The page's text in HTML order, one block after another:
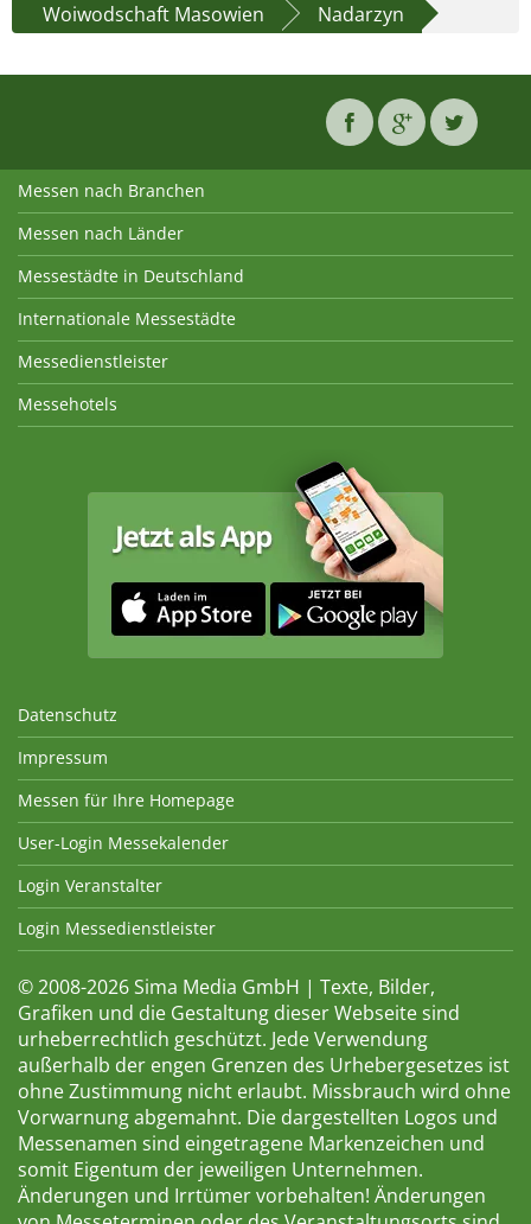
Woiwodschaft Masowien
Nadarzyn
Messen nach Branchen
Messen nach Länder
Messestädte in Deutschland
Internationale Messestädte
Messedienstleister
Messehotels
Datenschutz
Impressum
Messen für Ihre Homepage
User-Login Messekalender
Login Veranstalter
Login Messedienstleister
© 2008-2026 Sima Media GmbH | Texte, Bilder,
Grafiken und die Gestaltung dieser Webseite sind
urheberrechtlich geschützt. Jede Verwendung
außerhalb der engen Grenzen des Urhebergesetzes ist
ohne Zustimmung nicht erlaubt. Missbrauch wird ohne
Vorwarnung abgemahnt. Die dargestellten Logos und
Messenamen sind eingetragene Markenzeichen und
somit Eigentum der jeweiligen Unternehmen.
Änderungen und Irrtümer vorbehalten! Änderungen